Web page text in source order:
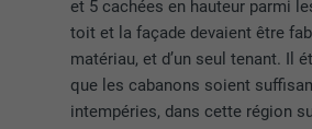
et 5 cachées en hauteur parmi
toit et la façade devaient être
matériau, et d’un seul tenant. Il
que les cabanons soient
intempéries, dans cette région